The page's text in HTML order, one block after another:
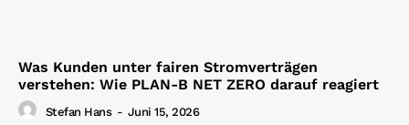
Was Kunden unter fairen Stromverträgen
verstehen: Wie PLAN-B NET ZERO darauf reagiert
Stefan Hans - Juni 15, 2026